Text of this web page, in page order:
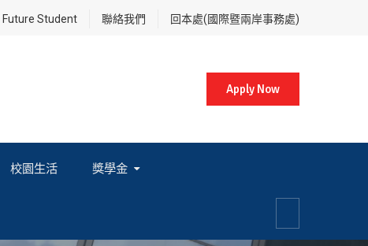
Future Student 聯絡我們 回本處(國際暨兩岸事務處)
Apply Now
校園生活 獎學金